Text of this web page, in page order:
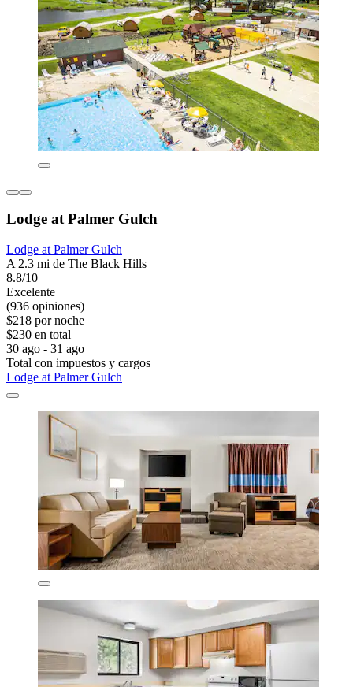
Lodge at Palmer Gulch
Lodge at Palmer Gulch
A 2.3 mi de The Black Hills
8.8/10
Excelente
(936 opiniones)
$218 por noche
$230 en total
30 ago - 31 ago
Total con impuestos y cargos
Lodge at Palmer Gulch